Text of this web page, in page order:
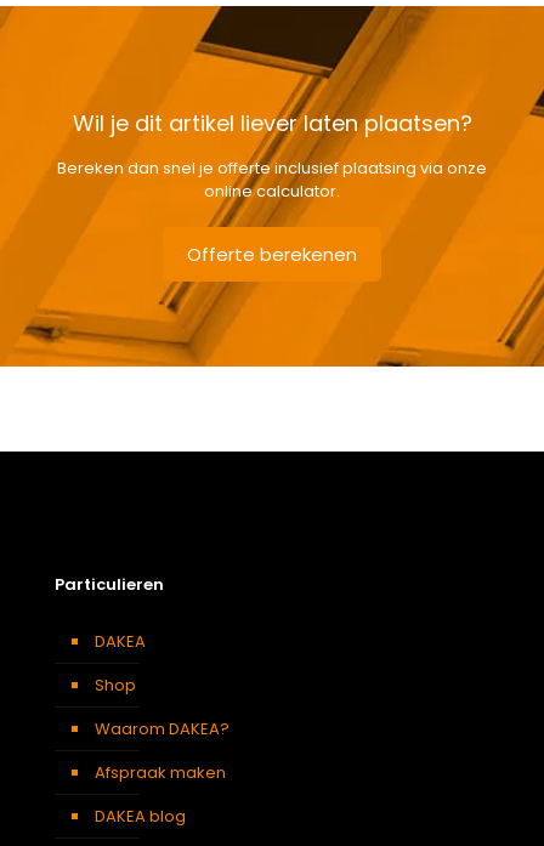
Wil je dit artikel liever laten plaatsen?
Bereken dan snel je offerte inclusief plaatsing via onze
online calculator.
Offerte berekenen
Particulieren
DAKEA
Shop
Waarom DAKEA?
Afspraak maken
DAKEA blog